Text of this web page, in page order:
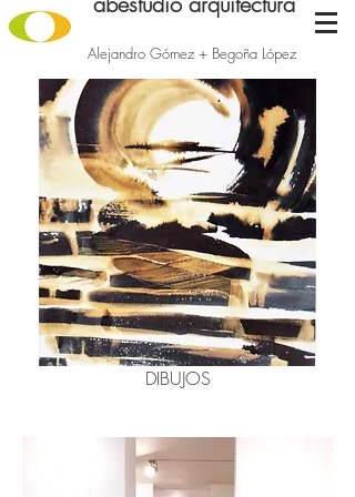
Alejandro Gómez + Begoña López
DIBUJOS